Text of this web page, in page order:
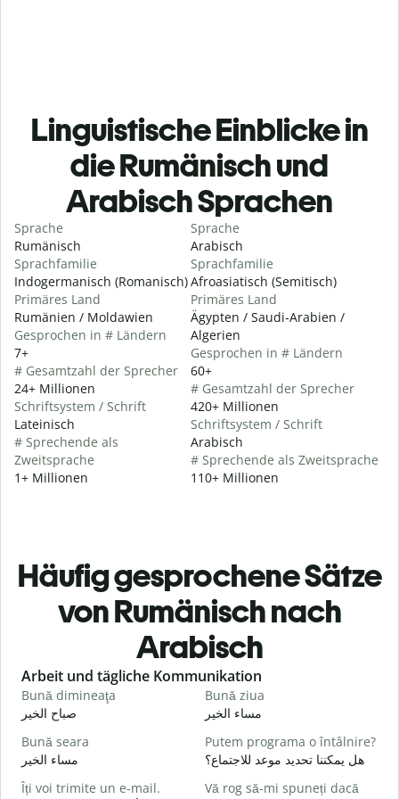
Linguistische Einblicke in
die Rumänisch und
Arabisch Sprachen
Sprache
Rumänisch
Sprachfamilie
Indogermanisch (Romanisch)
Primäres Land
Rumänien / Moldawien
Gesprochen in # Ländern
7+
# Gesamtzahl der Sprecher
24+ Millionen
Schriftsystem / Schrift
Lateinisch
# Sprechende als
Zweitsprache
1+ Millionen
Sprache
Arabisch
Sprachfamilie
Afroasiatisch (Semitisch)
Primäres Land
Ägypten / Saudi-Arabien /
Algerien
Gesprochen in # Ländern
60+
# Gesamtzahl der Sprecher
420+ Millionen
Schriftsystem / Schrift
Arabisch
# Sprechende als Zweitsprache
110+ Millionen
Häufig gesprochene Sätze
von Rumänisch nach
Arabisch
Slide 1 of 6
Arbeit und tägliche Kommunikation
Bună dimineaţa
صباح الخير
Bună ziua
مساء الخير
Bună seara
مساء الخير
Putem programa o întâlnire?
هل يمكننا تحديد موعد للاجتماع؟
Îți voi trimite un e-mail.
Vă rog să-mi spuneți dacă